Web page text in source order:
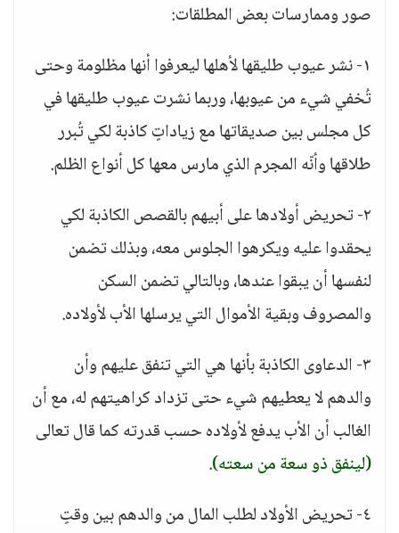
صور وممارسات بعض المطلقات:
١- نشر عيوب طليقها لأهلها ليعرفوا أنها مظلومة وحتى
تُخفي شيء من عيوبها، وربما نشرت عيوب طليقها في
كل مجلس بين صديقاتها مع زياداتٍ كاذبة لكي تُبرر
طلاقها وأنّه المجرم الذي مارس معها كل أنواع الظلم.
٢- تحريض أولادها على أبيهم بالقصص الكاذبة لكي
يحقدوا عليه ويكرهوا الجلوس معه، وبذلك تضمن
لنفسها أن يبقوا عندها، وبالتالي تضمن السكن
والمصروف وبقية الأموال التي يرسلها الأب لأولاده.
٣- الدعاوى الكاذبة بأنها هي التي تنفق عليهم وأن
والدهم لا يعطيهم شيء حتى تزداد كراهيتهم له، مع أن
الغالب أن الأب يدفع لأولاده حسب قدرته كما قال تعالى
(لينفق ذو سعة من سعته).
٤- تحريض الأولاد لطلب المال من والدهم بين وقتٍ